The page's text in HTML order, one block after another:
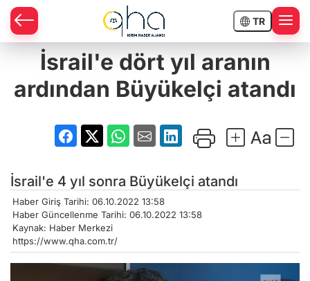
TR
İsrail'e dört yıl aranın
ardından Büyükelçi atandı
İsrail'e 4 yıl sonra Büyükelçi atandı
Haber Giriş Tarihi: 06.10.2022 13:58
Haber Güncellenme Tarihi: 06.10.2022 13:58
Kaynak: Haber Merkezi
https://www.qha.com.tr/